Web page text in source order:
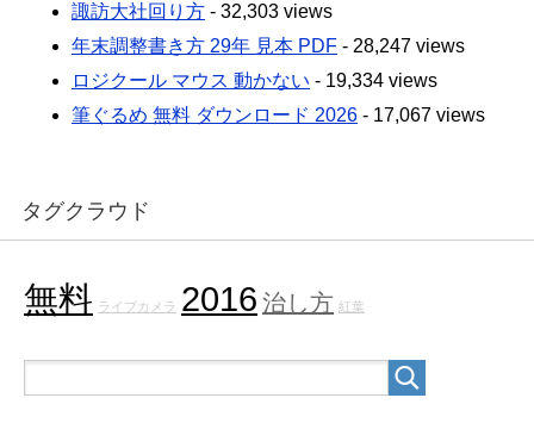
諏訪大社回り方 - 32,303 views
年末調整書き方 29年 見本 PDF - 28,247 views
ロジクール マウス 動かない - 19,334 views
筆ぐるめ 無料 ダウンロード 2026 - 17,067 views
タグクラウド
無料 ライブカメラ 2016 治し方 紅葉